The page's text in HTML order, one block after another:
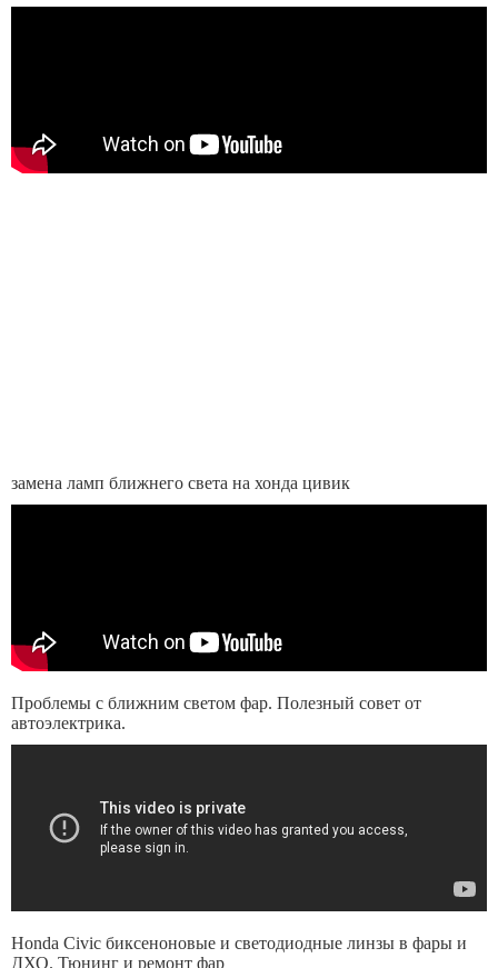
замена ламп ближнего света на хонда цивик
Проблемы с ближним светом фар. Полезный совет от
автоэлектрика.
Honda Civic биксеноновые и светодиодные линзы в фары и
ДХО. Тюнинг и ремонт фар